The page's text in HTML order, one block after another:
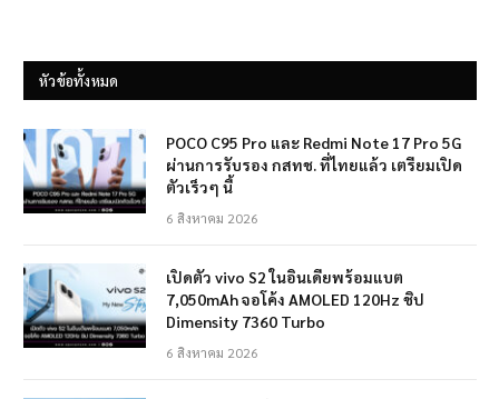
หัวข้อทั้งหมด
POCO C95 Pro และ Redmi Note 17 Pro 5G
ผ่านการรับรอง กสทช. ที่ไทยแล้ว เตรียมเปิด
ตัวเร็วๆ นี้
6 สิงหาคม 2026
เปิดตัว vivo S2 ในอินเดียพร้อมแบต
7,050mAh จอโค้ง AMOLED 120Hz ชิป
Dimensity 7360 Turbo
6 สิงหาคม 2026